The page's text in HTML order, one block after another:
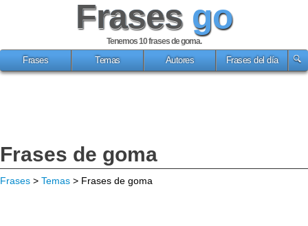
Frases go
Tenemos 10frases de goma.
Frases
Temas Autores Frases del día
Frases de goma
Frases > Temas > Frases de goma